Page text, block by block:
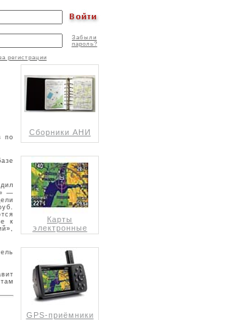
Забыли
пароль?
регистрации
по
—
к
Сборники АНИ
Карты
электронные
GPS-приёмники